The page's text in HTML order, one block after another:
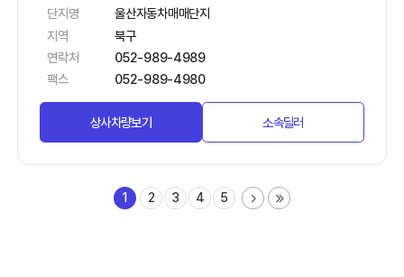
단지명
울산자동차매매단지
지역
북구
연락처
052-989-4989
팩스
052-989-4980
상사차량보기 소속딜러
1 2 3 4 5